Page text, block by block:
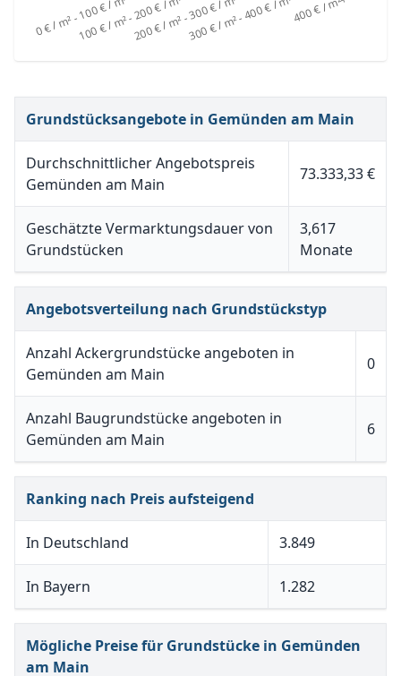
Grundstücksangebote in Gemünden am Main
Durchschnittlicher Angebotspreis
Gemünden am Main
73.333,33 €
Geschätzte Vermarktungsdauer von
Grundstücken
3,617
Monate
Angebotsverteilung nach Grundstückstyp
Anzahl Ackergrundstücke angeboten in
Gemünden am Main
0
Anzahl Baugrundstücke angeboten in
Gemünden am Main
6
Ranking nach Preis aufsteigend
In Deutschland 3.849
In Bayern 1.282
Mögliche Preise für Grundstücke in Gemünden
am Main